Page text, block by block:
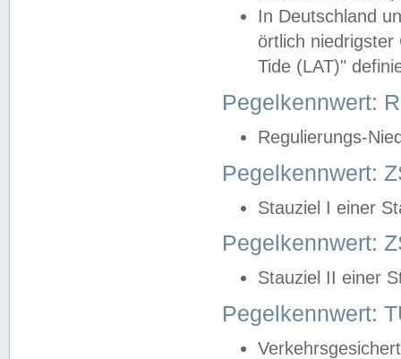
In Deutschland
örtlich
Tide (LAT)"
Pegelkennwert:
Regulierungs-
Pegelkennwert:
Stauziel I einer
Pegelkennwert:
Stauziel II einer
Pegelkennwert: